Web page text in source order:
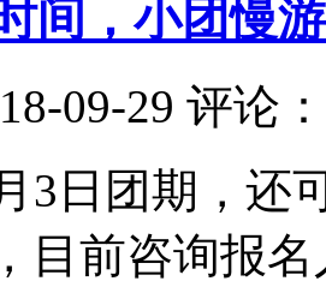
间，小团慢
09-29 评论：
3日团期，还
目前咨询报